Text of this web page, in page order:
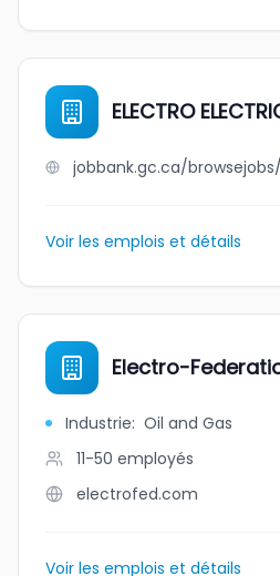
ELECTRO
Voir les emplois et détails
Electro-
Industrie: Oil and Gas
11-50 employés
electrofed.com
Voir les emplois et détails